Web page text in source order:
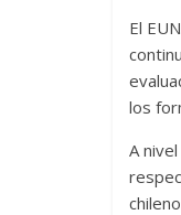
El
los
A